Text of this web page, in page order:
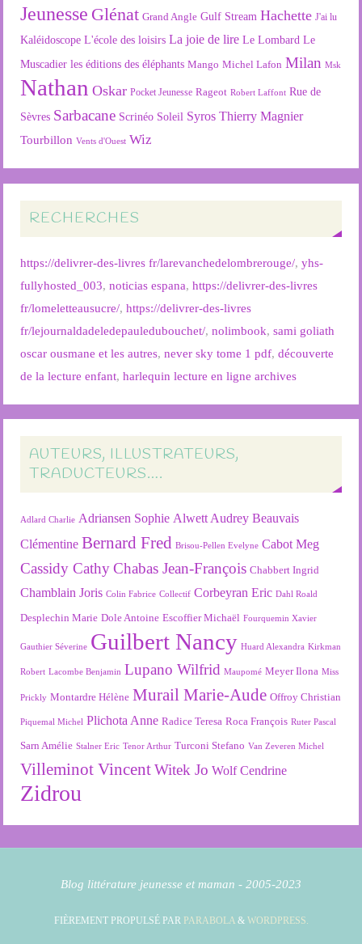
Jeunesse Glénat Grand Angle Gulf Stream Hachette J'ai lu
Kaléidoscope L'école des loisirs La joie de lire Le Lombard Le
Muscadier les éditions des éléphants Mango Michel Lafon Milan Msk
Nathan Oskar Pocket Jeunesse Rageot Robert Laffont Rue de
Sèvres Sarbacane Scrinéo Soleil Syros Thierry Magnier
Tourbillon Vents d'Ouest Wiz
RECHERCHES
https://delivrer-des-livres fr/larevanchedelombrerouge/,yhs-
fullyhosted_003,noticias espana,https://delivrer-des-livres
fr/lomeletteausucre/,https://delivrer-des-livres
fr/lejournaldadeledepauledubouchet/,nolimbook,sami goliath
oscar ousmane et les autres,never sky tome 1 pdf,découverte
de la lecture enfant,harlequin lecture en ligne archives
AUTEURS, ILLUSTRATEURS,
TRADUCTEURS….
Adlard Charlie Adriansen Sophie Alwett Audrey Beauvais
Clémentine Bernard Fred Brisou-Pellen Evelyne Cabot Meg
Cassidy Cathy Chabas Jean-François Chabbert Ingrid
Chamblain Joris Colin Fabrice Collectif Corbeyran Eric Dahl Roald
Desplechin Marie Dole Antoine Escoffier Michaël Fourquemin Xavier
Gauthier Séverine Guilbert Nancy Huard Alexandra Kirkman
Robert Lacombe Benjamin Lupano Wilfrid Maupomé Meyer Ilona Miss
Prickly Montardre Hélène Murail Marie-Aude Offroy Christian
Piquemal Michel Plichota Anne Radice Teresa Roca François Ruter Pascal
Sarn Amélie Stalner Eric Tenor Arthur Turconi Stefano Van Zeveren Michel
Villeminot Vincent Witek Jo Wolf Cendrine
Zidrou
Blog littérature jeunesse et maman - 2005-2023
FIÈREMENT PROPULSÉ PAR PARABOLA& WORDPRESS.